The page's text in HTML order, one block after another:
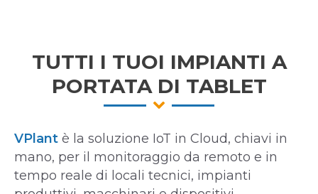
TUTTI I TUOI IMPIANTI A
PORTATA DI TABLET
VPlant è la soluzione IoT in Cloud, chiavi in
mano, per il monitoraggio da remoto e in
tempo reale di locali tecnici, impianti